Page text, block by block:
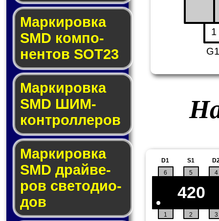
Маркировка
SMD ком­по­
нен­тов SOT23
Маркировка
SMD ШИМ-
кон­трол­ле­ров
Маркировка
SMD драй­ве­
ров све­то­ди­о­
дов
1
G1
1 2 3
4
S1
5
6
D1
420